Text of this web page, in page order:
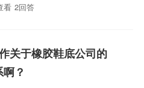
看 2回答
关于橡胶鞋底公司的
？